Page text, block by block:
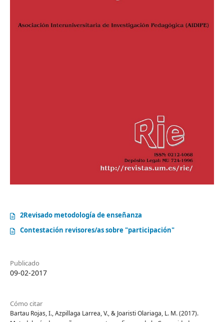
2Revisado metodología de enseñanza
Contestación revisores/as sobre "participación"
Publicado
09-02-2017
Cómo citar
Bartau Rojas, I., Azpillaga Larrea, V., & Joaristi Olariaga, L. M. (2017).